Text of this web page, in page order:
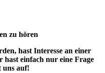
zu hören
hast Interesse an einer
hast einfach nur eine Frage
auf!